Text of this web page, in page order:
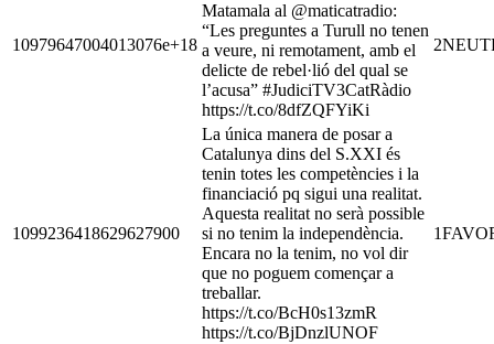
10979647004013076e+18
Matamala al @maticatradio:
“Les preguntes a Turull no tenen
a veure, ni remotament, amb el
delicte de rebel·lió del qual se
l’acusa” #JudiciTV3CatRàdio
https://t.co/8dfZQFYiKi
2
1099236418629627900
La única manera de posar a
Catalunya dins del S.XXI és
tenin totes les competències i la
financiació pq sigui una realitat.
Aquesta realitat no serà possible
si no tenim la independència.
Encara no la tenim, no vol dir
que no poguem començar a
treballar.
https://t.co/BcH0s13zmR
https://t.co/BjDnzlUNOF
1